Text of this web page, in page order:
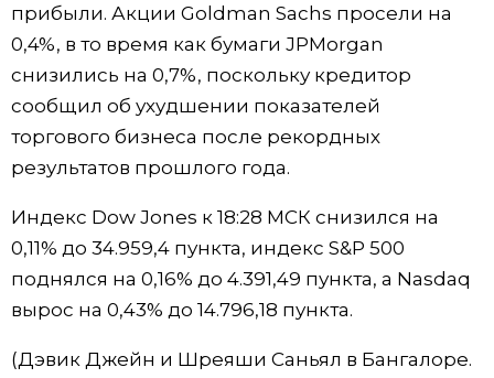
прибыли. Акции Goldman Sachs просели на
0,4%, в то время как бумаги JPMorgan
снизились на 0,7%, поскольку кредитор
сообщил об ухудшении показателей
торгового бизнеса после рекордных
результатов прошлого года.
Индекс Dow Jones к 18:28 МСК снизился на
0,11% до 34.959,4 пункта, индекс S&P 500
поднялся на 0,16% до 4.391,49​ пункта, а Nasdaq
вырос на 0,43% до 14.796,18 пункта.
(Дэвик Джейн и Шреяши Саньял в Бангалоре.